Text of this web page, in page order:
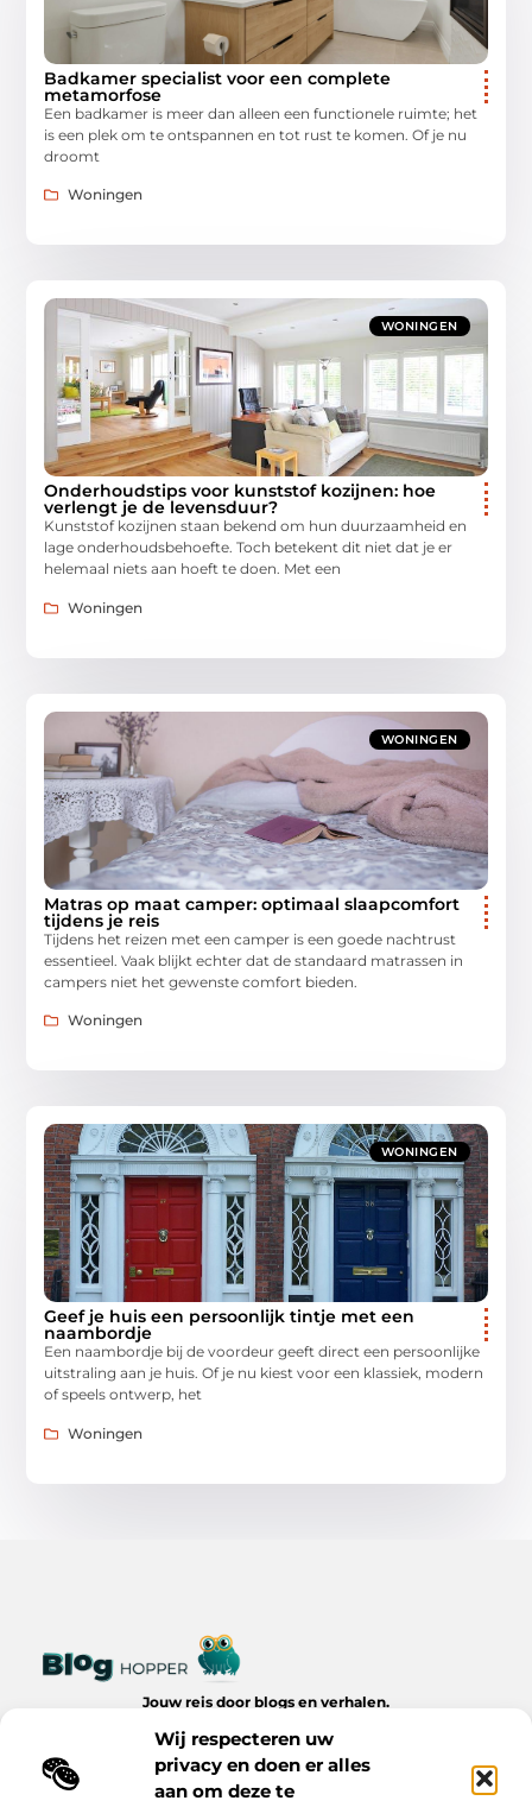
Wij respecteren uw
privacy en doen er alles
aan om deze te
Badkamer specialist voor een complete
metamorfose
Een badkamer is meer dan alleen een functionele ruimte; het
is een plek om te ontspannen en tot rust te komen. Of je nu
droomt
Woningen
WONINGEN
Onderhoudstips voor kunststof kozijnen: hoe
verlengt je de levensduur?
Kunststof kozijnen staan bekend om hun duurzaamheid en
lage onderhoudsbehoefte. Toch betekent dit niet dat je er
helemaal niets aan hoeft te doen. Met een
Woningen
WONINGEN
Matras op maat camper: optimaal slaapcomfort
tijdens je reis
Tijdens het reizen met een camper is een goede nachtrust
essentieel. Vaak blijkt echter dat de standaard matrassen in
campers niet het gewenste comfort bieden.
Woningen
WONINGEN
Geef je huis een persoonlijk tintje met een
naambordje
Een naambordje bij de voordeur geeft direct een persoonlijke
uitstraling aan je huis. Of je nu kiest voor een klassiek, modern
of speels ontwerp, het
Woningen
Jouw reis door blogs en verhalen.
dagelijks leven op Bloghopper.nl.
Bericht categorie